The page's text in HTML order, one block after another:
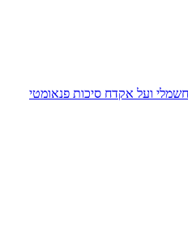
ועל אקדח סיכות פנאומטי